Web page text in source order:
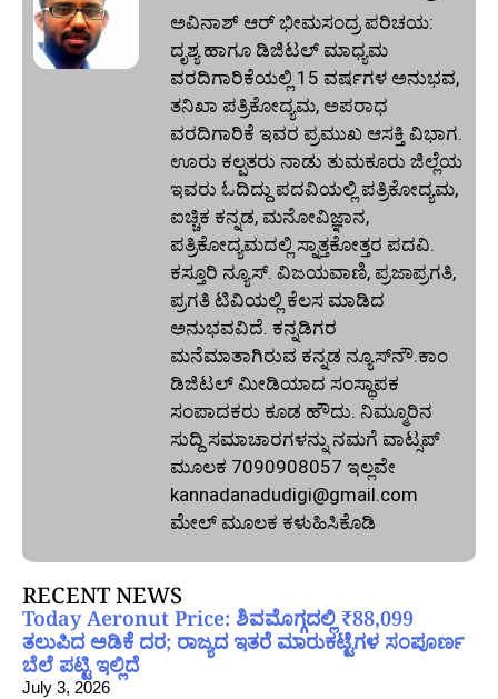
ಅವಿನಾಶ್‌ ಆರ್‌ ಭೀಮಸಂದ್ರ ಪರಿಚಯ:
ದೃಶ್ಯ ಹಾಗೂ ಡಿಜಿಟಲ್ ಮಾಧ್ಯಮ
ವರದಿಗಾರಿಕೆಯಲ್ಲಿ 15 ವರ್ಷಗಳ ಅನುಭವ,
ತನಿಖಾ ಪತ್ರಿಕೋದ್ಯಮ, ಅಪರಾಧ
ವರದಿಗಾರಿಕೆ ಇವರ ಪ್ರಮುಖ ಆಸಕ್ತಿ ವಿಭಾಗ.
ಊರು ಕಲ್ಪತರು ನಾಡು ತುಮಕೂರು ಜಿಲ್ಲೆಯ
ಇವರು ಓದಿದ್ದು ಪದವಿಯಲ್ಲಿ ಪತ್ರಿಕೋದ್ಯಮ,
ಐಚ್ಚಿಕ ಕನ್ನಡ, ಮನೋವಿಜ್ಞಾನ,
ಪತ್ರಿಕೋದ್ಯಮದಲ್ಲಿ ಸ್ನಾತ್ತಕೋತ್ತರ ಪದವಿ.
ಕಸ್ತೂರಿ ನ್ಯೂಸ್‌. ವಿಜಯವಾಣಿ, ಪ್ರಜಾಪ್ರಗತಿ,
ಪ್ರಗತಿ ಟಿವಿಯಲ್ಲಿ ಕೆಲಸ ಮಾಡಿದ
ಅನುಭವವಿದೆ. ಕನ್ನಡಿಗರ
ಮನೆಮಾತಾಗಿರುವ ಕನ್ನಡ ನ್ಯೂಸ್‌ನೌ.ಕಾಂ
ಡಿಜಿಟಲ್‌ ಮೀಡಿಯಾದ ಸಂಸ್ಥಾಪಕ
ಸಂಪಾದಕರು ಕೂಡ ಹೌದು. ನಿಮ್ಮೂರಿನ
ಸುದ್ದಿ ಸಮಾಚಾರಗಳನ್ನು ನಮಗೆ ವಾಟ್ಸಪ್‌
ಮೂಲಕ 7090908057 ಇಲ್ಲವೇ
kannadanadudigi@gmail.com
ಮೇಲ್‌ ಮೂಲಕ ಕಳುಹಿಸಿಕೊಡಿ
RECENT NEWS
Today Aeronut Price: ಶಿವಮೊಗ್ಗದಲ್ಲಿ ₹88,099
ತಲುಪಿದ ಅಡಿಕೆ ದರ; ರಾಜ್ಯದ ಇತರೆ ಮಾರುಕಟ್ಟೆಗಳ ಸಂಪೂರ್ಣ
ಬೆಲೆ ಪಟ್ಟಿ ಇಲ್ಲಿದೆ
July 3, 2026